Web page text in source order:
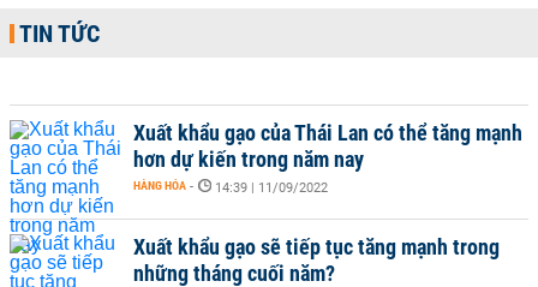
TIN TỨC
Xuất khẩu gạo của Thái Lan có thể tăng mạnh
hơn dự kiến trong năm nay
HÀNG HÓA - 14:39 | 11/09/2022
Xuất khẩu gạo sẽ tiếp tục tăng mạnh trong
những tháng cuối năm?